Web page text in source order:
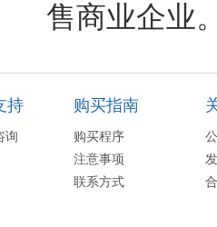
售商业企业
持
询
购买指南
购买程序
注意事项
联系方式